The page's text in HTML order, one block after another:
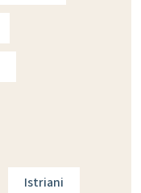
Istriani